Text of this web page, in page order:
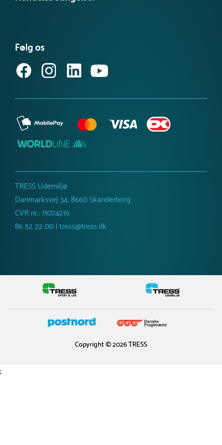
Få vores nyhedsbrev
Købsvilkår (erhverv)
Følg os
TRESS Udemiljø
Danmarksvej 34, 8660 Skanderborg
CVR nr.: 11074219
86 52 22 00 | tress@tress.dk
Copyright © 2026 TRESS
;